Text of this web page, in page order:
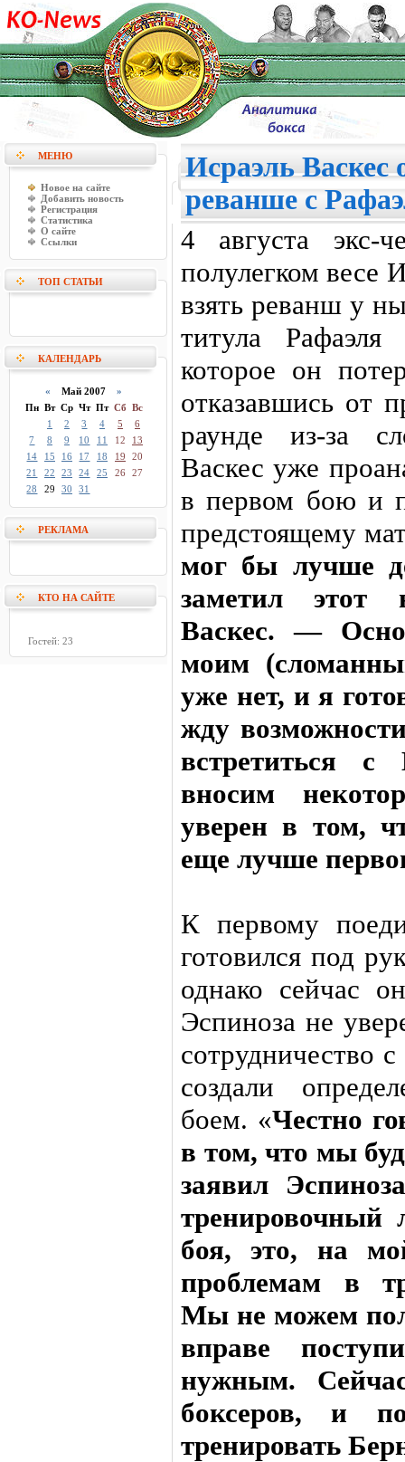
МЕНЮ
Новое на сайте
Добавить новость
Регистрация
Статистика
О сайте
Ссылки
ТОП СТАТЬИ
КАЛЕНДАРЬ
« Май 2007»
Пн Вт Ср Чт Пт Сб Вс
1
2 3 4 5
6
7
8 9 10 11 12
13
14
15 16 17 18 19
20
21
22 23 24 25 26 27
28
29 30 31
РЕКЛАМА
КТО НА САЙТЕ
Гостей: 23
Исраэль Васкес
реванше с
4 августа экс-
полулегком весе
взять реванш у
титула
которое он
отказавшись от
раунде из-за
Васкес уже
в первом бою и
предстоящему
мог бы лучше
заметил этот
Васкес. —
моим
уже нет, и я
жду
встретиться
вносим
уверен в том,
еще лучше
К первому
готовился под
однако сейчас
Эспиноза не
сотрудничество
создали
боем. «Честно
в том, что мы
заявил
тренировочный
боя, это, на
проблемам в
Мы не можем
вправе
нужным.
боксеров, и
тренировать